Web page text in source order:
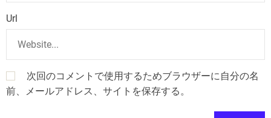
Url
次回のコメントで使用するためブラウザーに自分の名
前、メールアドレス、サイトを保存する。